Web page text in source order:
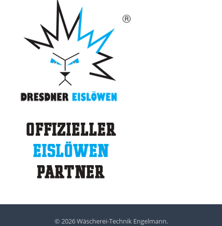
© 2026 Wäscherei-Technik Engelmann.